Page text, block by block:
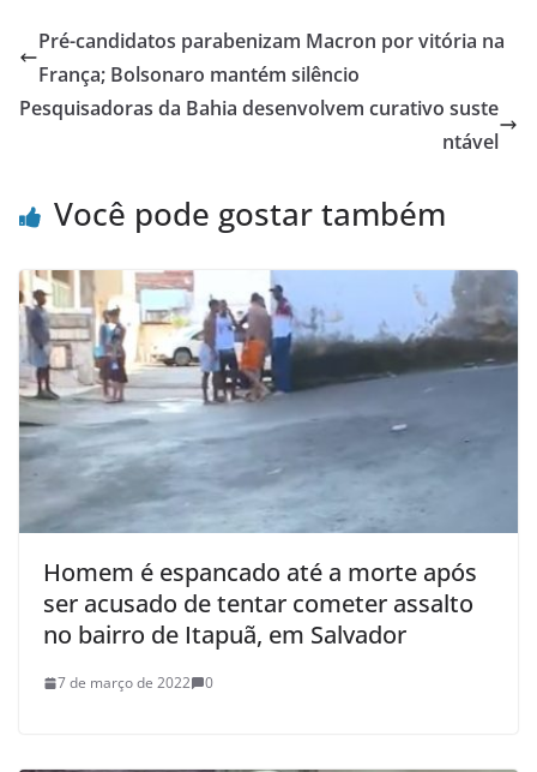
Pré-candidatos parabenizam Macron por vitória na
França; Bolsonaro mantém silêncio
Pesquisadoras da Bahia desenvolvem curativo suste
ntável
Você pode gostar também
Homem é espancado até a morte após
ser acusado de tentar cometer assalto
no bairro de Itapuã, em Salvador
7 de março de 2022 0